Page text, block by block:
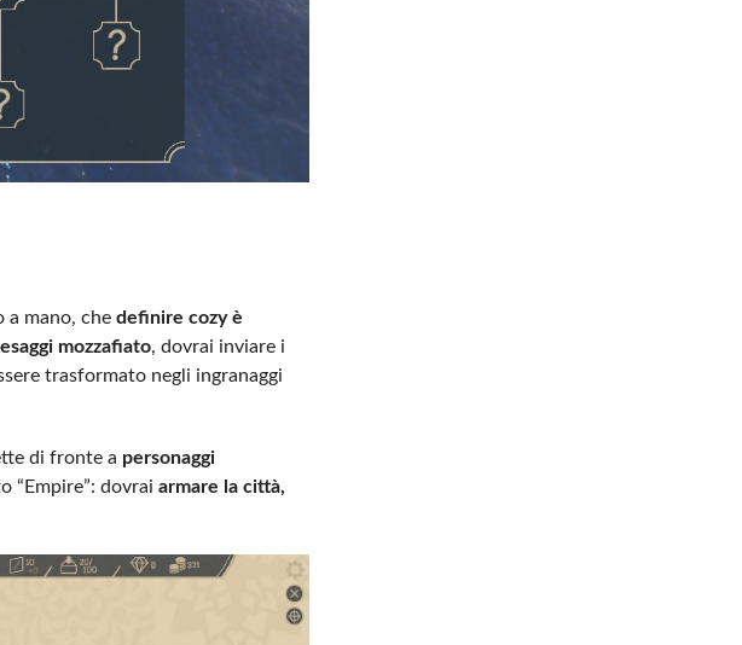
a mano, che definire cozy è
mozzafiato, dovrai inviare i
trasformato negli ingranaggi
di fronte a personaggi
“Empire”: dovrai armare la città,